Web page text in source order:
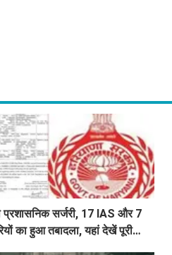
प्रशासनिक सर्जरी, 17 IAS और 7
का हुआ तबादला, यहां देखें पूरी